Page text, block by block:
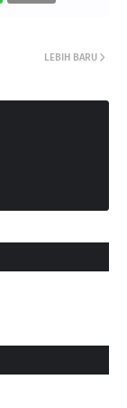
LEBIH BARU